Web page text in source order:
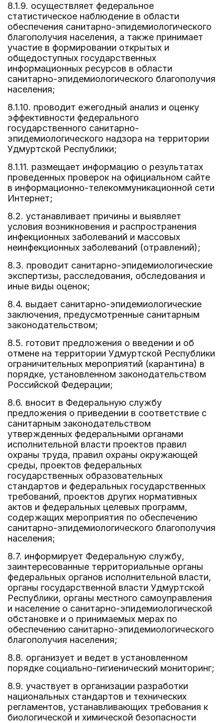
8.1.9. осуществляет федеральное
статистическое наблюдение в области
обеспечения санитарно-эпидемиологического
благополучия населения, а также принимает
участие в формировании открытых и
общедоступных государственных
информационных ресурсов в области
санитарно-эпидемиологического благополучия
населения;
8.1.10. проводит ежегодный анализ и оценку
эффективности федерального
государственного санитарно-
эпидемиологического надзора на территории
Удмуртской Республики;
8.1.11. размещает информацию о результатах
проведенных проверок на официальном сайте
в информационно-телекоммуникационной сети
Интернет;
8.2. устанавливает причины и выявляет
условия возникновения и распространения
инфекционных заболеваний и массовых
неинфекционных заболеваний (отравлений);
8.3. проводит санитарно-эпидемиологические
экспертизы, расследования, обследования и
иные виды оценок;
8.4. выдает санитарно-эпидемиологические
заключения, предусмотренные санитарным
законодательством;
8.5. готовит предложения о введении и об
отмене на территории Удмуртской Республики
ограничительных мероприятий (карантина) в
порядке, установленном законодательством
Российской Федерации;
8.6. вносит в Федеральную службу
предложения о приведении в соответствие с
санитарным законодательством
утвержденных федеральными органами
исполнительной власти проектов правил
охраны труда, правил охраны окружающей
среды, проектов федеральных
государственных образовательных
стандартов и федеральных государственных
требований, проектов других нормативных
актов и федеральных целевых программ,
содержащих мероприятия по обеспечению
санитарно-эпидемиологического благополучия
населения;
8.7. информирует Федеральную службу,
заинтересованные территориальные органы
федеральных органов исполнительной власти,
органы государственной власти Удмуртской
Республики, органы местного самоуправления
и население о санитарно-эпидемиологической
обстановке и о принимаемых мерах по
обеспечению санитарно-эпидемиологического
благополучия населения;
8.8. организует и ведет в установленном
порядке социально-гигиенический мониторинг;
8.9. участвует в организации разработки
национальных стандартов и технических
регламентов, устанавливающих требования к
биологической и химической безопасности